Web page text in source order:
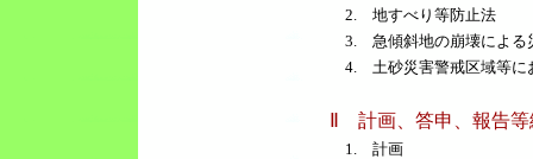
2. 地すべり等防止法
3. 急傾斜地の崩壊による
4. 土砂災害警戒区域等に
Ⅱ 計画、答申、報告等
1. 計画